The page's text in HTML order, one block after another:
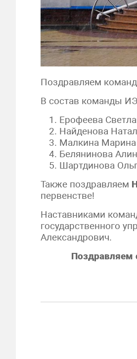
Поздравляем
В состав команды
Ерофеева
Найденова
Малкина Марина
Белянинова
Шартдинова
Также поздравляем
первенстве!
Наставниками
государственного
Александрович.
Поздравляем